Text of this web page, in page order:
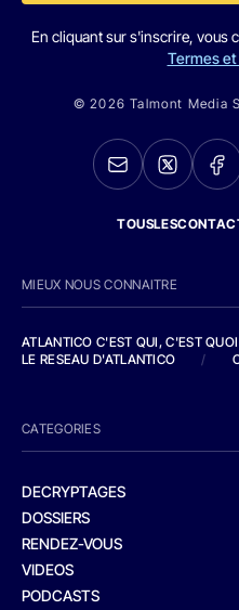
En cliquant sur s'inscrire, vous
Termes
© 2026 Talmont Media
MIEUX NOUS CONNAITRE
ATLANTICO C'EST QUI, C'EST
LE RESEAU D'ATLANTICO
/
CATEGORIES
DECRYPTAGES
DOSSIERS
RENDEZ-VOUS
VIDEOS
PODCASTS